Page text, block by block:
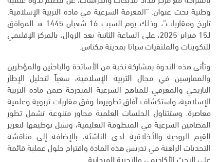
وطنية تحت عنوان: “المعرفة الشرعية في مادة التربية الإسلامية:
تاريخ ومقاربات”، وذلك يوم السبت 16 شعبان 1445 هـ الموافق
لـ15 فبراير 2025، على الساعة الثانية بعد الزوال، بالمركز الإقليمي
للتكوينات والملتقيات سباتا بمدينة مكناس.
وتأتي هذه الندوة بمشاركة نخبة من الأساتذة والباحثين والمؤطرين
والممارسين في مجال التربية الإسلامية، سعياً لتحليل الإطار
التاريخي والمعرفي للمناهج الشرعية المندرجة ضمن مادة التربية
الإسلامية، واستكشاف آفاق تطويرها وفق مقاربات تربوية وعلمية
معاصرة. وستتناول الجلسات العلمية محاور متنوعة تشمل تطور
المضامين الشرعية في المنظومة التعليمية، وسبل توظيفها لتعزيز
القيم الروحية والأخلاقية لدى الناشئة، بالإضافة إلى مناقشة
التحديات الراهنة في تدريس هذه المادة واقتراح حلول عملية قائمة
على البحث الأكاديمي والتجربة الميدانية.